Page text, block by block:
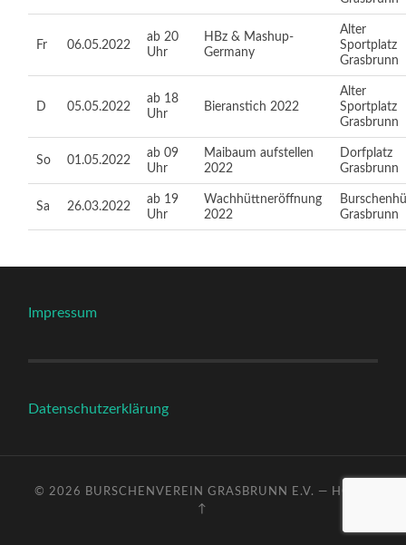
Fr 06.05.2022
ab 20
Uhr
HBz & Mashup-
Germany
Alter
Sportplatz
Grasbrunn
D 05.05.2022
ab 18
Uhr
Bieranstich 2022
Alter
Sportplatz
Grasbrunn
So 01.05.2022
ab 09
Uhr
Maibaum aufstellen
2022
Dorfplatz
Grasbrunn
Sa 26.03.2022
ab 19
Uhr
Wachhüttneröffnung
2022
Grasbrunn
Impressum
Datenschutzerklärung
© 2026 BURSCHENVEREIN GRASBRUNN E.V. — HOCH
↑